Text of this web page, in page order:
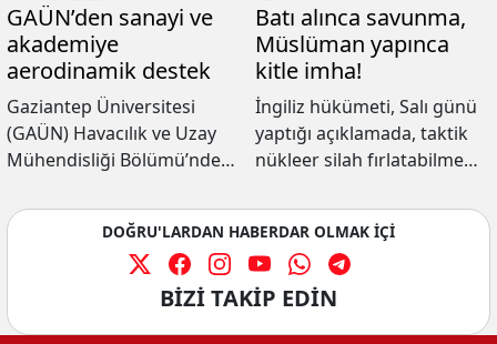
GAÜN’den sanayi ve
akademiye
aerodinamik destek
Gaziantep Üniversitesi
(GAÜN) Havacılık ve Uzay
Mühendisliği Bölümü’nde
Aerodinamik Problemlerin
Deneysel Yöntemlerle
İncelenmesi” başlıklı proje
kapsamında modern bir
aerodinamik laboratuvarı
Batı alınca savunma,
Müslüman yapınca
kitle imha!
İngiliz hükümeti, Salı günü
yaptığı açıklamada, taktik
nükleer silah fırlatabilme
düzine F-35A savaş uçağı
satın alacağını duyurdu.
DOĞRU'LARDAN HABERDAR OLMAK İÇİ
BİZİ TAKİP EDİN